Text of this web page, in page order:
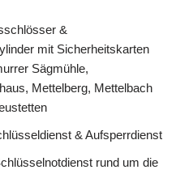
&
mit Sicherheitskarten
Sägmühle,
Mettelberg, Mettelbach
& Aufsperrdienst
rund um die